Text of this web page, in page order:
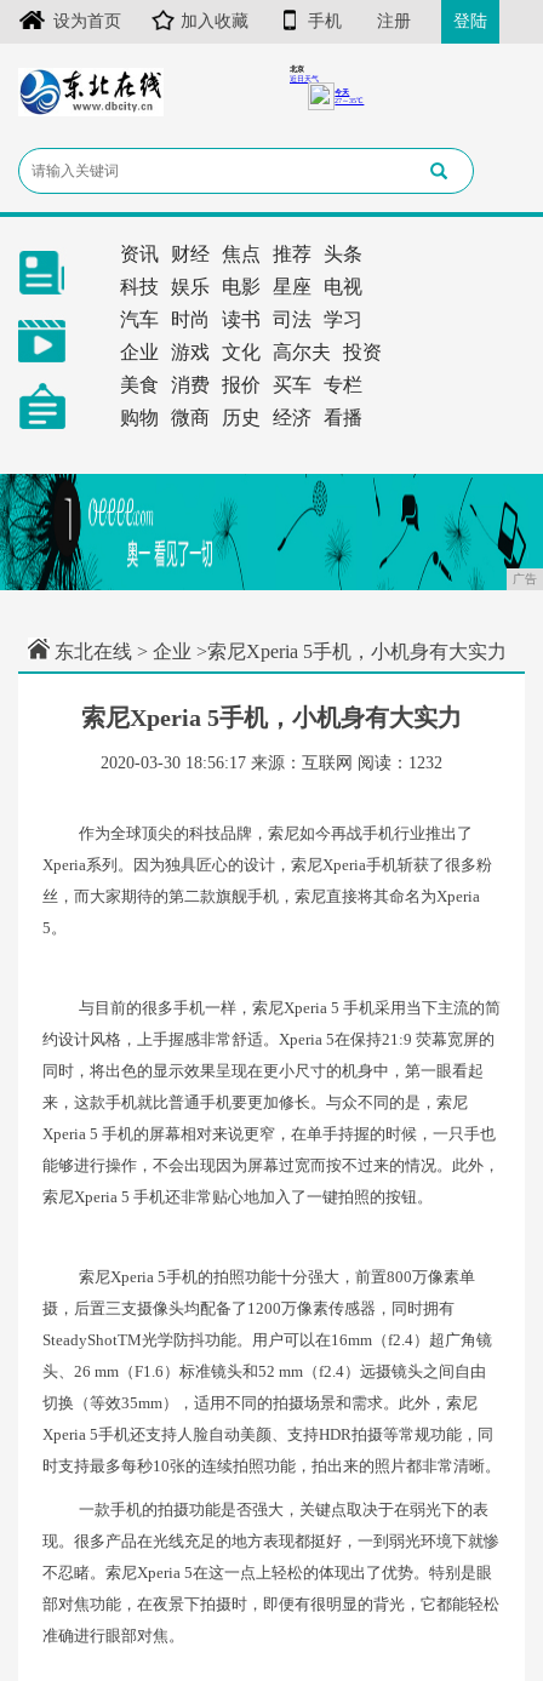
设为首页 加入收藏 手机 注册 登陆
资讯 财经 焦点 推荐
头条
科技
娱乐 电影 星座
电视
汽车
时尚 读书 司法
学习
企业
游戏 文化 高尔夫
投资
美食
消费 报价 买车
专栏
购物
微商 历史 经济 看播
广告
东北在线 > 企业 >索尼Xperia 5手机，小机身有大实力
索尼Xperia 5手机，小机身有大实力
2020-03-30 18:56:17 来源：互联网 阅读：1232
作为全球顶尖的科技品牌，索尼如今再战手机行业推出了
Xperia系列。因为独具匠心的设计，索尼Xperia手机斩获了很多粉
丝，而大家期待的第二款旗舰手机，索尼直接将其命名为Xperia
5。
与目前的很多手机一样，索尼Xperia 5 手机采用当下主流的简
约设计风格，上手握感非常舒适。Xperia 5在保持21:9 荧幕宽屏的
同时，将出色的显示效果呈现在更小尺寸的机身中，第一眼看起
来，这款手机就比普通手机要更加修长。与众不同的是，索尼
Xperia 5 手机的屏幕相对来说更窄，在单手持握的时候，一只手也
能够进行操作，不会出现因为屏幕过宽而按不过来的情况。此外，
索尼Xperia 5 手机还非常贴心地加入了一键拍照的按钮。
索尼Xperia 5手机的拍照功能十分强大，前置800万像素单
摄，后置三支摄像头均配备了1200万像素传感器，同时拥有
SteadyShotTM光学防抖功能。用户可以在16mm（f2.4）超广角镜
头、26 mm（F1.6）标准镜头和52 mm（f2.4）远摄镜头之间自由
切换（等效35mm），适用不同的拍摄场景和需求。此外，索尼
Xperia 5手机还支持人脸自动美颜、支持HDR拍摄等常规功能，同
时支持最多每秒10张的连续拍照功能，拍出来的照片都非常清晰。
一款手机的拍摄功能是否强大，关键点取决于在弱光下的表
现。很多产品在光线充足的地方表现都挺好，一到弱光环境下就惨
不忍睹。索尼Xperia 5在这一点上轻松的体现出了优势。特别是眼
部对焦功能，在夜景下拍摄时，即便有很明显的背光，它都能轻松
准确进行眼部对焦。